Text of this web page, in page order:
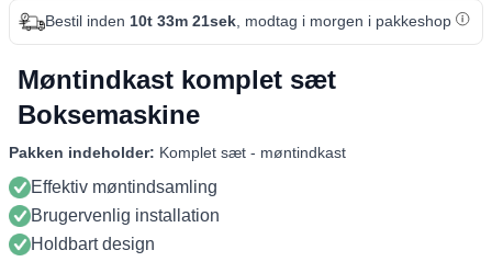
Bestil inden 10t 33m 21sek, modtag i morgen i pakkeshop
Møntindkast komplet sæt
Boksemaskine
Pakken indeholder: Komplet sæt - møntindkast
Effektiv møntindsamling
Brugervenlig installation
Holdbart design